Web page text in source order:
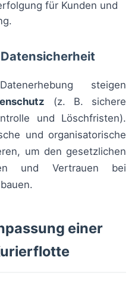
für Kunden und
steigen
(z. B. sichere
und Löschfristen).
und organisatorische
um den gesetzlichen
und Vertrauen bei
einer